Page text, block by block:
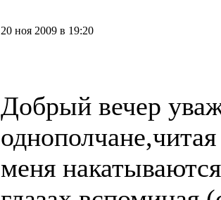
20 ноя 2009 в 19:20
Добрый вечер
меня